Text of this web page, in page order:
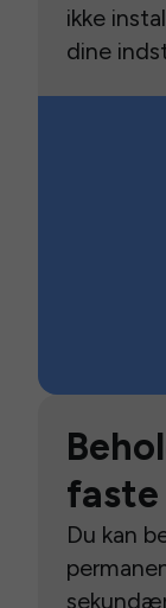
ikke
dine
faste
Du kan